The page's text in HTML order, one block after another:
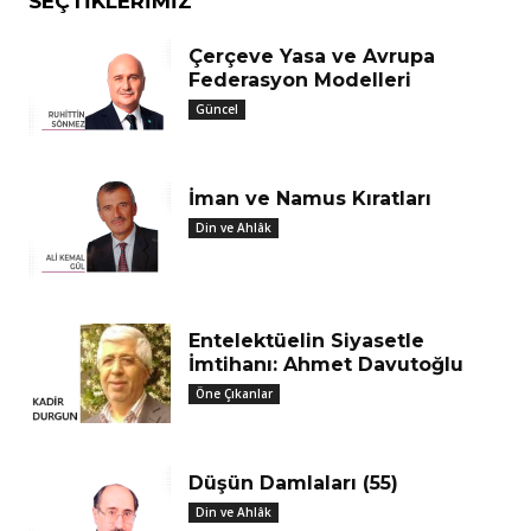
Çerçeve Yasa ve Avrupa
Federasyon Modelleri
Güncel
İman ve Namus Kıratları
Din ve Ahlâk
Entelektüelin Siyasetle
İmtihanı: Ahmet Davutoğlu
Öne Çıkanlar
Düşün Damlaları (55)
Din ve Ahlâk